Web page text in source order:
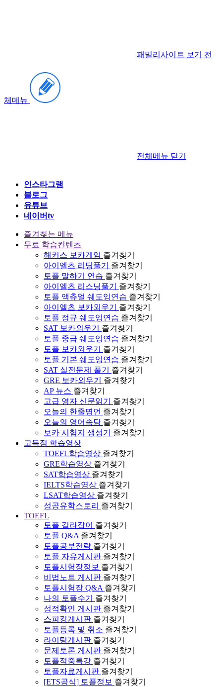
패밀리사이트 보기 전
체메뉴
전체메뉴 닫기
인스타그램
블로그
유튜브
네이버tv
즐겨찾는 메뉴
무료 학습컨텐츠
해커스 보카게임 즐겨찾기
아이엘츠 리딩풀기
즐겨찾기
토플 말하기 연습 즐겨찾기
아이엘츠 리스닝풀기
즐겨찾기
토플 액츄얼 쉐도잉연습 즐겨찾기
아이엘츠 보카외우기
즐겨찾기
토플 정규 쉐도잉연습 즐겨찾기
SAT 보카외우기
즐겨찾기
토플 중급 쉐도잉연습 즐겨찾기
토플 보카외우기
즐겨찾기
토플 기본 쉐도잉연습 즐겨찾기
SAT 실전문제 풀기
즐겨찾기
GRE 보카외우기
즐겨찾기
AP 뉴스 즐겨찾기
고급 영자 신문읽기
즐겨찾기
오늘의 한줄명언 즐겨찾기
오늘의 영어속담 즐겨찾기
보카 시험지 생성기
즐겨찾기
고득점 학습영상
TOEFL학습영상 즐겨찾기
GRE학습영상 즐겨찾기
SAT학습영상 즐겨찾기
IELTS학습영상 즐겨찾기
LSAT학습영상 즐겨찾기
성공유학스토리 즐겨찾기
TOEFL
토플 길라잡이
즐겨찾기
토플 Q&A 즐겨찾기
토플공부전략 즐겨찾기
토플 자유게시판 즐겨찾기
토플시험장정보 즐겨찾기
비법노트 게시판 즐겨찾기
토플시험장 Q&A 즐겨찾기
나의 토플수기
즐겨찾기
성적확인 게시판 즐겨찾기
스피킹게시판 즐겨찾기
토플등록 및 취소 즐겨찾기
라이팅게시판 즐겨찾기
문제토론 게시판 즐겨찾기
토플적중특강 즐겨찾기
토플자료게시판 즐겨찾기
[ETS공식] 토플정보 즐겨찾기